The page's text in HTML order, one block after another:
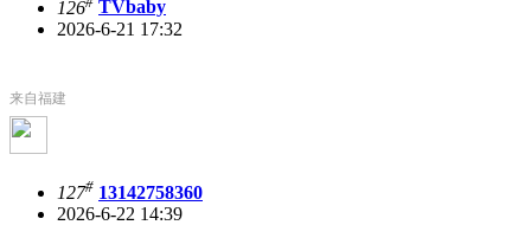
126
TVbaby
2026-6-21 17:32
来自福建
127# 13142758360
2026-6-22 14:39